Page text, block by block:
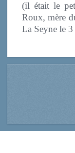
(il était le
Roux, mère
La Seyne le 3